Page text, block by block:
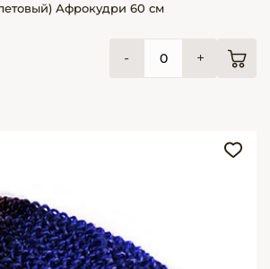
Афрокудри 60 см
- +